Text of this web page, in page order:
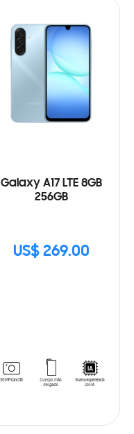
Galaxy A17 LTE 8GB
256GB
US$ 269.00